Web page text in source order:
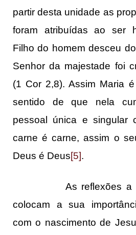
partir desta unidade as
foram atribuídas ao ser
Filho do homem desceu
Senhor da majestade foi
(1 Cor 2,8). Assim Maria
sentido de que nela
pessoal única e singular
carne é carne, assim o
Deus é Deus[5].
As reflexões a
colocam a sua
com o nascimento de